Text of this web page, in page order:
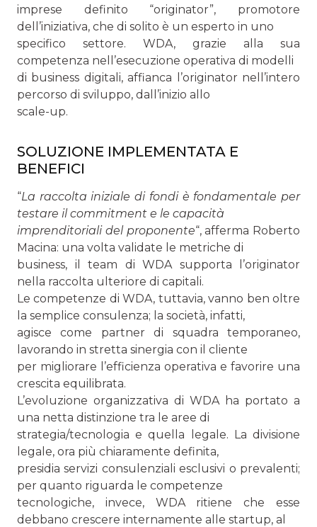
imprese definito “originator”, promotore
dell’iniziativa, che di solito è un esperto in uno
specifico settore. WDA, grazie alla sua
competenza nell’esecuzione operativa di modelli
di business digitali, affianca l’originator nell’intero
percorso di sviluppo, dall’inizio allo
scale-up.
SOLUZIONE IMPLEMENTATA E
BENEFICI
“La raccolta iniziale di fondi è fondamentale per
testare il commitment e le capacità
imprenditoriali del proponente“, afferma Roberto
Macina: una volta validate le metriche di
business, il team di WDA supporta l’originator
nella raccolta ulteriore di capitali.
Le competenze di WDA, tuttavia, vanno ben oltre
la semplice consulenza; la società, infatti,
agisce come partner di squadra temporaneo,
lavorando in stretta sinergia con il cliente
per migliorare l’efficienza operativa e favorire una
crescita equilibrata.
L’evoluzione organizzativa di WDA ha portato a
una netta distinzione tra le aree di
strategia/tecnologia e quella legale. La divisione
legale, ora più chiaramente definita,
presidia servizi consulenziali esclusivi o prevalenti;
per quanto riguarda le competenze
tecnologiche, invece, WDA ritiene che esse
debbano crescere internamente alle startup, al